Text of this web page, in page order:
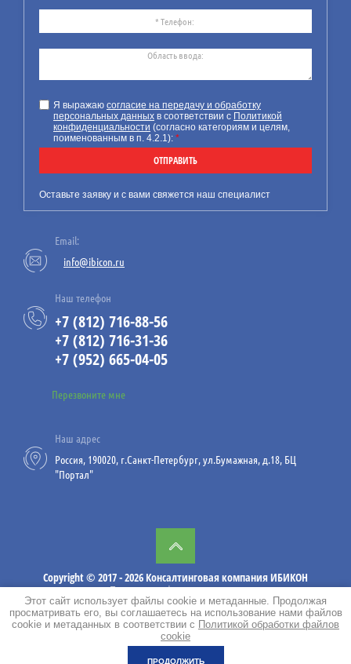
документации на маломерное
Компания ИБИКОН
предлагает Вашему
вниманию информацию по
новым обязательным
требованиям к технической
маломерные суда.
23
Работы на высоте и за бортом
предлагает Вашему
вниманию практические
рекомендации по
02
Я выражаю согласие на передачу и обработку
персональных данных в соответствии с Политикой
конфиденциальности (согласно категориям и целям,
поименованным в п. 4.2.1): *
ОТПРАВИТЬ
Оставьте заявку и с вами свяжется наш специалист
Email:
info@ibicon.ru
Наш телефон
+7 (812) 716-88-56
+7 (812) 716-31-36
+7 (952) 665-04-05
Перезвоните мне
Наш адрес
Россия, 190020, г.Санкт-Петербург, ул.Бумажная, д.18, БЦ
"Портал"
Copyright © 2017 - 2026 Консалтинговая компания ИБИКОН
Политика конфиденциальности
Этот сайт использует файлы cookie и метаданные. Продолжая
просматривать его, вы соглашаетесь на использование нами файлов
cookie и метаданных в соответствии с Политикой обработки файлов
cookie
ПРОДОЛЖИТЬ